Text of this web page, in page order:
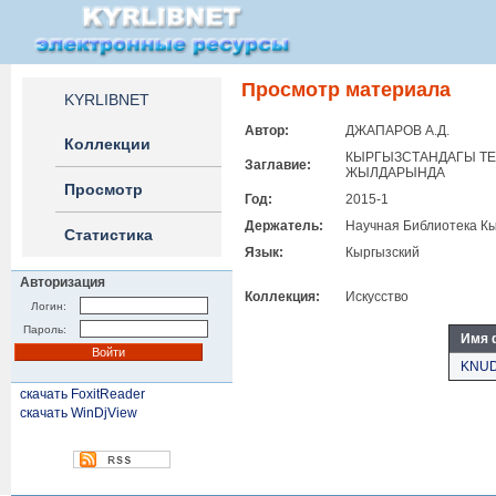
KYRLIBNET
Коллекции
Просмотр
Статистика
Авторизация
Логин:
Пароль:
скачать FoxitReader
скачать WinDjView
Просмотр материала
Автор: ДЖАПАРОВ А.Д.
Заглавие:
КЫРГЫЗСТАНДАГЫ
ЖЫЛДАРЫНДА
Год:
2015-1
Держатель:
Научная Библиотека
Язык:
Кыргызский
Коллекция: Искусство
Имя